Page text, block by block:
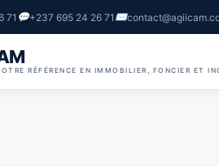
71 +237 695 24 26 71
RÉFÉRENCE EN IMMOBILIER, FONCIER ET